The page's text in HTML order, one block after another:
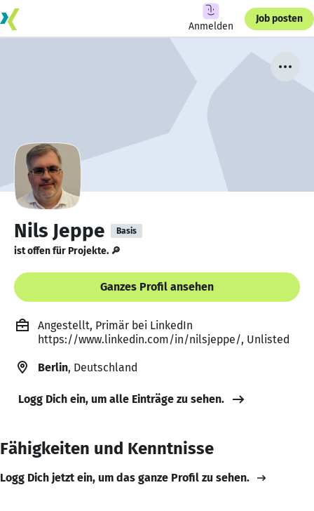
Anmelden
Job posten
Nils Jeppe Basis
ist offen für Projekte. 🔎
Ganzes Profil ansehen
Angestellt, Primär bei LinkedIn
https://www.linkedin.com/in/nilsjeppe/, Unlisted
Berlin, Deutschland
Logg Dich ein, um alle Einträge zu sehen.
Fähigkeiten und Kenntnisse
Logg Dich jetzt ein, um das ganze Profil zu sehen.